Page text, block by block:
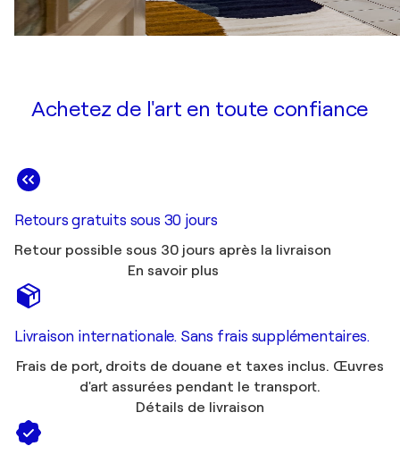
Achetez de l'art en toute confiance
Retours gratuits sous 30 jours
Retour possible sous 30 jours après la livraison
En savoir plus
Livraison internationale. Sans frais supplémentaires.
Frais de port, droits de douane et taxes inclus. Œuvres
d'art assurées pendant le transport.
Détails de livraison